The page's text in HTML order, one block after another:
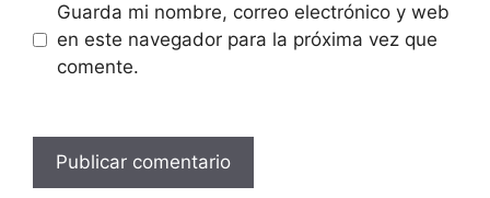
Guarda mi nombre, correo electrónico y web
en este navegador para la próxima vez que
comente.